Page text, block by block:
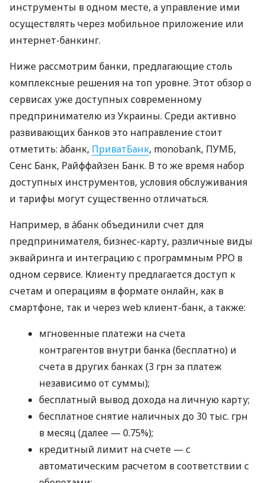
инструменты в одном месте, а управление ими
осуществлять через мобильное приложение или
интернет-банкинг.
Ниже рассмотрим банки, предлагающие столь
комплексные решения на топ уровне. Этот обзор о
сервисах уже доступных современному
предпринимателю из Украины. Среди активно
развивающих банков это направление стоит
отметить: àбанк, ПриватБанк, monobank, ПУМБ,
Сенс Банк, Райффайзен Банк. В то же время набор
доступных инструментов, условия обслуживания
и тарифы могут существенно отличаться.
Например, в àбанк объединили счет для
предпринимателя, бизнес-карту, различные виды
эквайринга и интеграцию с программным РРО в
одном сервисе. Клиенту предлагается доступ к
счетам и операциям в формате онлайн, как в
смартфоне, так и через web клиент-банк, а также:
мгновенные платежи на счета
контрагентов внутри банка (бесплатно) и
счета в других банках (3 грн за платеж
независимо от суммы);
бесплатный вывод дохода на личную карту;
бесплатное снятие наличных до 30 тыс. грн
в месяц (далее — 0.75%);
кредитный лимит на счете — с
автоматическим расчетом в соответствии с